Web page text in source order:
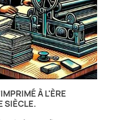
À L'ÈRE
SIÈCLE.